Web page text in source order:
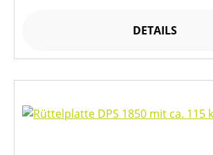
DETAILS